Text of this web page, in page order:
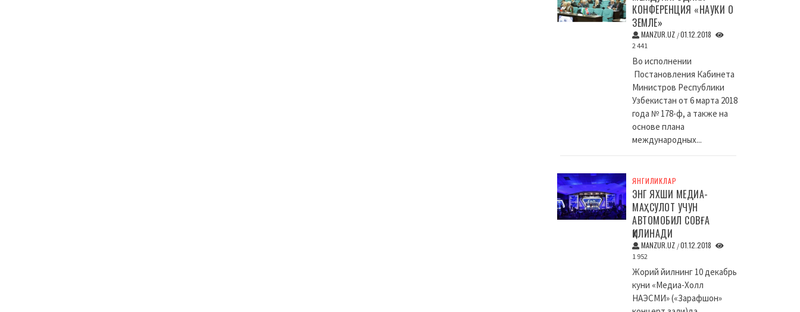
КОНФЕРЕНЦИЯ «НАУКИ О
ЗЕМЛЕ»
MANZUR.UZ /01.12.2018
2 441
Во исполнении
Постановления Кабинета
Министров Республики
Узбекистан от 6 марта 2018
года № 178-ф, а также на
основе плана
международных...
ЯНГИЛИКЛАР
ЭНГ ЯХШИ МЕДИА-
МАҲСУЛОТ УЧУН
АВТОМОБИЛ СОВҒА
ҚИЛИНАДИ
MANZUR.UZ /01.12.2018
1 952
Жорий йилнинг 10 декабрь
куни «Медиа-Холл
НАЭСМИ» («Зарафшон»